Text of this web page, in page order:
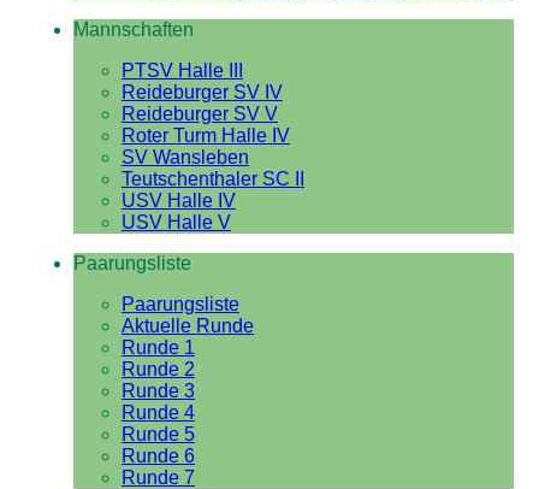
Mannschaften
PTSV Halle III
Reideburger SV IV
Reideburger SV V
Roter Turm Halle IV
SV Wansleben
Teutschenthaler SC II
USV Halle IV
USV Halle V
Paarungsliste
Paarungsliste
Aktuelle Runde
Runde 1
Runde 2
Runde 3
Runde 4
Runde 5
Runde 6
Runde 7